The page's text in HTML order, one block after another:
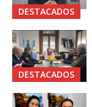
DESTACADOS
DESTACADOS